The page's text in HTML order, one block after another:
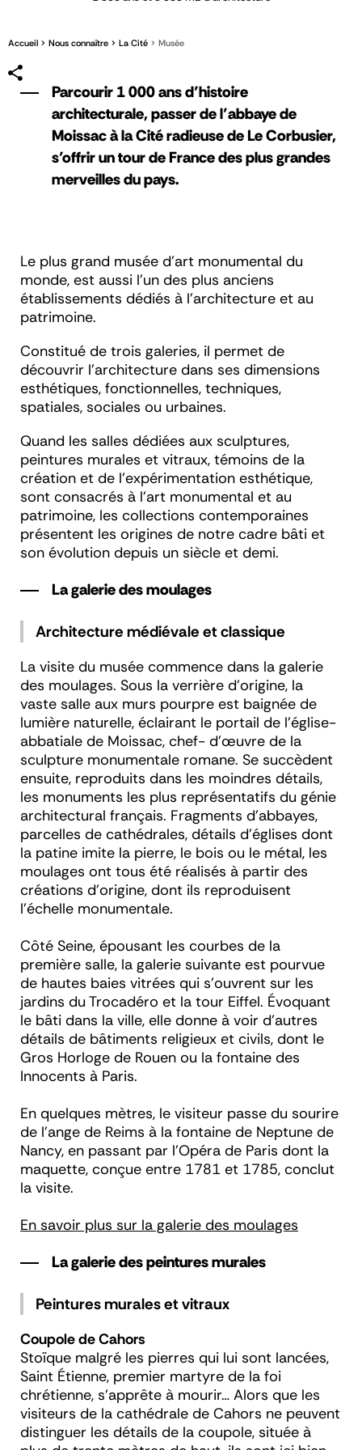
Accueil Nous connaître La Cité Musée
Parcourir 1 000 ans d’histoire
architecturale, passer de l’abbaye de
Moissac à la Cité radieuse de Le Corbusier,
s’offrir un tour de France des plus grandes
merveilles du pays.
Le plus grand musée d’art monumental du
monde, est aussi l’un des plus anciens
établissements dédiés à l’architecture et au
patrimoine.
Constitué de trois galeries, il permet de
découvrir l’architecture dans ses dimensions
esthétiques, fonctionnelles, techniques,
spatiales, sociales ou urbaines.
Quand les salles dédiées aux sculptures,
peintures murales et vitraux, témoins de la
création et de l'expérimentation esthétique,
sont consacrés à l’art monumental et au
patrimoine, les collections contemporaines
présentent les origines de notre cadre bâti et
son évolution depuis un siècle et demi.
La galerie des moulages
Architecture médiévale et classique
La visite du musée commence dans la galerie
des moulages. Sous la verrière d’origine, la
vaste salle aux murs pourpre est baignée de
lumière naturelle, éclairant le portail de l’église-
abbatiale de Moissac, chef- d’œuvre de la
sculpture monumentale romane. Se succèdent
ensuite, reproduits dans les moindres détails,
les monuments les plus représentatifs du génie
architectural français. Fragments d’abbayes,
parcelles de cathédrales, détails d’églises dont
la patine imite la pierre, le bois ou le métal, les
moulages ont tous été réalisés à partir des
créations d’origine, dont ils reproduisent
l’échelle monumentale.
Côté Seine, épousant les courbes de la
première salle, la galerie suivante est pourvue
de hautes baies vitrées qui s’ouvrent sur les
jardins du Trocadéro et la tour Eiffel. Évoquant
le bâti dans la ville, elle donne à voir d’autres
détails de bâtiments religieux et civils, dont le
Gros Horloge de Rouen ou la fontaine des
Innocents à Paris.
En quelques mètres, le visiteur passe du sourire
de l'ange de Reims à la fontaine de Neptune de
Nancy, en passant par l’Opéra de Paris dont la
maquette, conçue entre 1781 et 1785, conclut
la visite.
En savoir plus sur la galerie des moulages
La galerie des peintures murales
Peintures murales et vitraux
Coupole de Cahors
Stoïque malgré les pierres qui lui sont lancées,
Saint Étienne, premier martyre de la foi
chrétienne, s’apprête à mourir… Alors que les
visiteurs de la cathédrale de Cahors ne peuvent
distinguer les détails de la coupole, située à